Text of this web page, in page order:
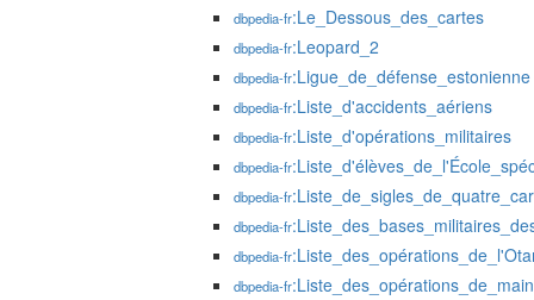
dbpedia-fr:Le_Dessous_des_cartes
dbpedia-fr:Leopard_2
dbpedia-fr:Ligue_de_défense_estonienne
dbpedia-fr:Liste_d'accidents_aériens
dbpedia-fr:Liste_d'opérations_militaires
dbpedia-fr
dbpedia-fr
dbpedia-fr
dbpedia-fr
dbpedia-fr